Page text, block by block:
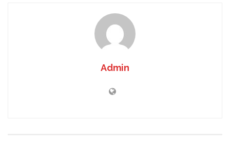
Admin